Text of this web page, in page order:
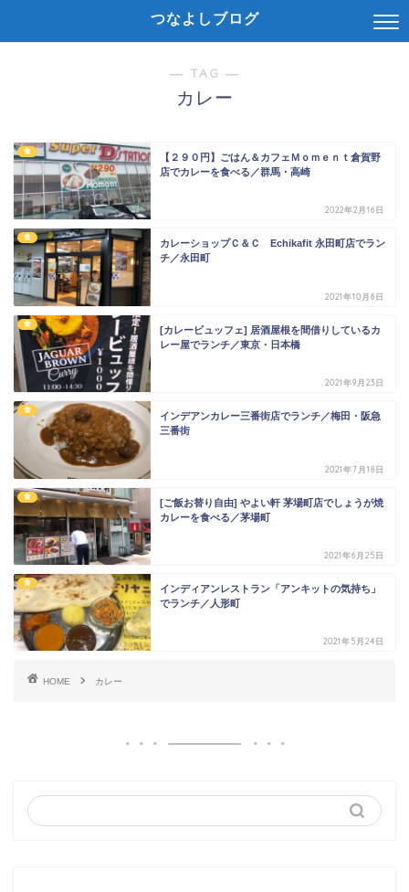
つなよしブログ
― TAG ―
カレー
食
【２９０円】ごはん＆カフェＭｏｍｅｎｔ倉賀野
店でカレーを食べる／群馬・高崎
2022年2月16日
食
カレーショップＣ＆Ｃ Echikafit 永田町店でラン
チ／永田町
2021年10月6日
食
[カレービュッフェ] 居酒屋根を間借りしているカ
レー屋でランチ／東京・日本橋
2021年9月23日
食
インデアンカレー三番街店でランチ／梅田・阪急
三番街
2021年7月18日
食
[ご飯お替り自由] やよい軒 茅場町店でしょうが焼
カレーを食べる／茅場町
2021年6月25日
食
インディアンレストラン「アンキットの気持ち」
でランチ／人形町
2021年5月24日
HOME カレー